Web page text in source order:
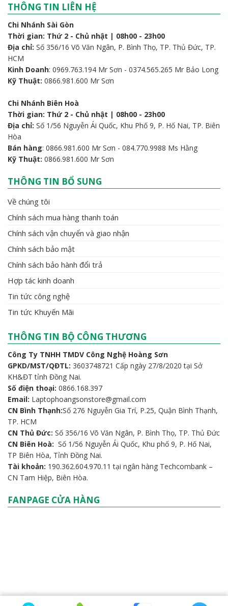
THÔNG TIN LIÊN HỆ
Chi Nhánh Sài Gòn
Thời gian: Thứ 2 - Chủ nhật | 08h00 - 23h00
Địa chỉ: Số 356/16 Võ Văn Ngân, P. Bình Thọ, TP. Thủ Đức, TP.
HCM
Kinh Doanh: 0969.763.194 Mr Sơn - 0374.565.265 Mr Bảo Long
Kỹ Thuật: 0866.981.600 Mr Sơn
Chi Nhánh Biên Hoà
Thời gian: Thứ 2 - Chủ nhật | 08h00 - 23h00
Địa chỉ: Số 1/56 Nguyễn Ái Quốc, Khu Phố 9, P. Hố Nai, TP. Biên
Hòa
Bán hàng: 0866.981.600 Mr Sơn - 084.770.9988 Ms Hằng
Kỹ Thuật: 0866.981.600 Mr Sơn
THÔNG TIN BỔ SUNG
Về chúng tôi
Chính sách mua hàng thanh toán
Chính sách vận chuyển và giao nhận
Chính sách bảo mật
Chính sách bảo hành đổi trả
Hợp tác kinh doanh
Tin tức công nghệ
Tin tức Khuyến Mãi
THÔNG TIN BỘ CÔNG THƯƠNG
Công Ty TNHH TMDV Công Nghệ Hoàng Sơn
GPKD/MST/QĐTL: 3603748721 Cấp ngày 27/8/2020 tại Sở
KH&ĐT tỉnh Đồng Nai.
Số điện thoại: 0866.168.397
Email: Laptophoangsonstore@gmail.com
CN Bình Thạnh:Số 276 Nguyễn Gia Trí, P.25, Quận Bình Thạnh,
TP. HCM
CN Thủ Đức: Số 356/16 Võ Văn Ngân, P. Bình Thọ, TP. Thủ Đức
CN Biên Hoà: Số 1/56 Nguyễn Ái Quốc, Khu phố 9, P. Hố Nai,
TP Biên Hòa, Tỉnh Đồng Nai.
Tài khoản: 190.362.604.970.11 tại ngân hàng Techcombank –
CN Tam Hiệp, Biên Hòa.
FANPAGE CỬA HÀNG